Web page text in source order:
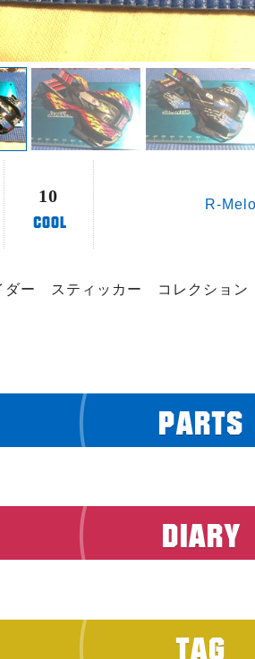
10 R-
ダー　スティッカー　コレクション